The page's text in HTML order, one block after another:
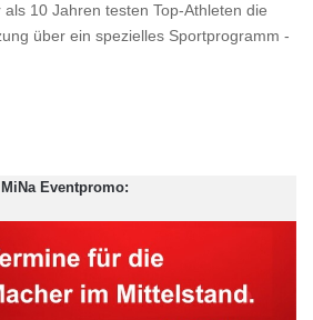
10 Jahren testen Top-Athleten die
über ein spezielles Sportprogramm -
MiNa Eventpromo: